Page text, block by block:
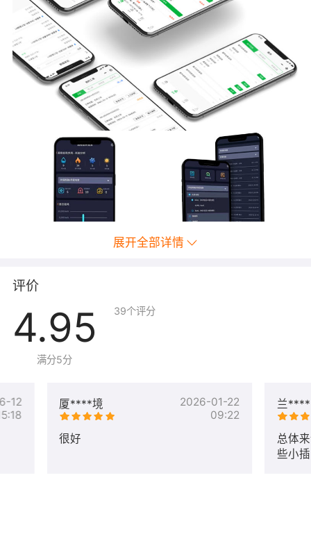
展开全部详情
评价
4.95
满分5分
39个评分
厦****境
2026-01-22
09:22
很好
兰
总体
些小
12